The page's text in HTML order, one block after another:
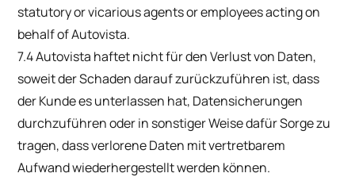
statutory or vicarious agents or employees acting on
behalf of Autovista.
7.4 Autovista haftet nicht für den Verlust von Daten,
soweit der Schaden darauf zurückzuführen ist, dass
der Kunde es unterlassen hat, Datensicherungen
durchzuführen oder in sonstiger Weise dafür Sorge zu
tragen, dass verlorene Daten mit vertretbarem
Aufwand wiederhergestellt werden können.